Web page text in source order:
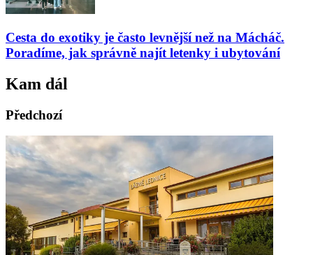
Cesta do exotiky je často levnější než na Mácháč.
Poradíme, jak správně najít letenky i ubytování
Kam dál
Předchozí